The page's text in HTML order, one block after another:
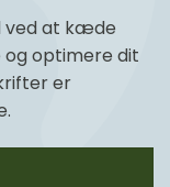
ved at kæde
optimere dit
er